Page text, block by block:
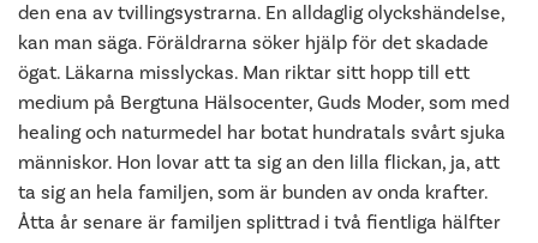
den ena av tvillingsystrarna. En alldaglig olyckshändelse,
kan man säga. Föräldrarna söker hjälp för det skadade
ögat. Läkarna misslyckas. Man riktar sitt hopp till ett
medium på Bergtuna Hälsocenter, Guds Moder, som med
healing och naturmedel har botat hundratals svårt sjuka
människor. Hon lovar att ta sig an den lilla flickan, ja, att
ta sig an hela familjen, som är bunden av onda krafter.
Åtta år senare är familjen splittrad i två fientliga hälfter